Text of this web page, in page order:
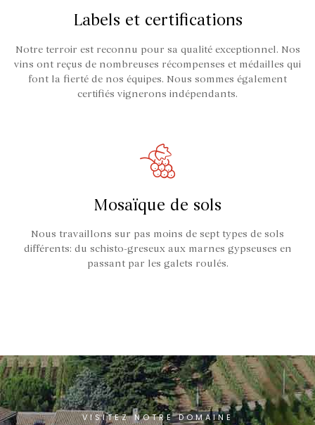
Labels et certifications
Notre terroir est reconnu pour sa qualité exceptionnel. Nos
vins ont reçus de nombreuses récompenses et médailles qui
font la fierté de nos équipes. Nous sommes également
certifiés vignerons indépendants.
Mosaïque de sols
Nous travaillons sur pas moins de sept types de sols
différents: du schisto-greseux aux marnes gypseuses en
passant par les galets roulés.
VISITEZ NOTRE DOMAINE